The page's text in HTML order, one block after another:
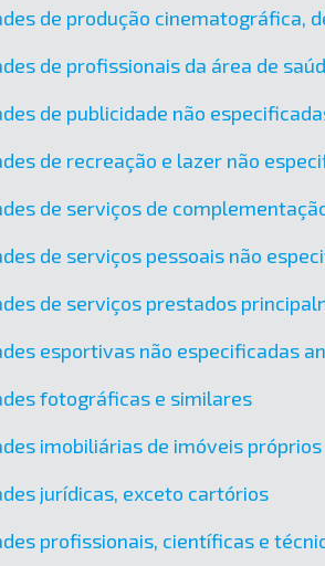
de produção cinematográfica,
de profissionais da área de
de publicidade não
de recreação e lazer não
de serviços de
de serviços pessoais não
de serviços prestados
esportivas não especificadas
fotográficas e similares
imobiliárias de imóveis próprios
jurídicas, exceto cartórios
profissionais, científicas e